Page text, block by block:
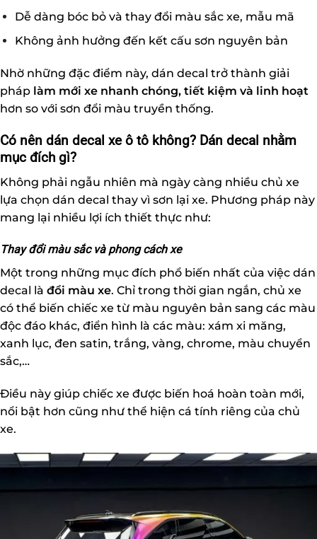
Dễ dàng bóc bỏ và thay đổi màu sắc xe, mẫu mã
Không ảnh hưởng đến kết cấu sơn nguyên bản
Nhờ những đặc điểm này, dán decal trở thành giải
pháp làm mới xe nhanh chóng, tiết kiệm và linh hoạt
hơn so với sơn đổi màu truyền thống.
Có nên dán decal xe ô tô không? Dán decal nhằm
mục đích gì?
Không phải ngẫu nhiên mà ngày càng nhiều chủ xe
lựa chọn dán decal thay vì sơn lại xe. Phương pháp này
mang lại nhiều lợi ích thiết thực như:
Thay đổi màu sắc và phong cách xe
Một trong những mục đích phổ biến nhất của việc dán
decal là đổi màu xe. Chỉ trong thời gian ngắn, chủ xe
có thể biến chiếc xe từ màu nguyên bản sang các màu
độc đáo khác, điển hình là các màu: xám xi măng,
xanh lục, đen satin, trắng, vàng, chrome, màu chuyển
sắc,…
Điều này giúp chiếc xe được biến hoá hoàn toàn mới,
nổi bật hơn cũng như thể hiện cá tính riêng của chủ
xe.